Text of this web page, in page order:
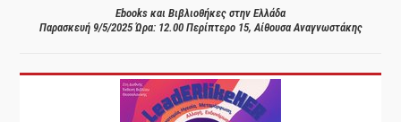
Ebooks και Βιβλιοθήκες στην Ελλάδα
Παρασκευή 9/5/2025 Ώρα: 12.00 Περίπτερο 15, Αίθουσα Αναγνωστάκης